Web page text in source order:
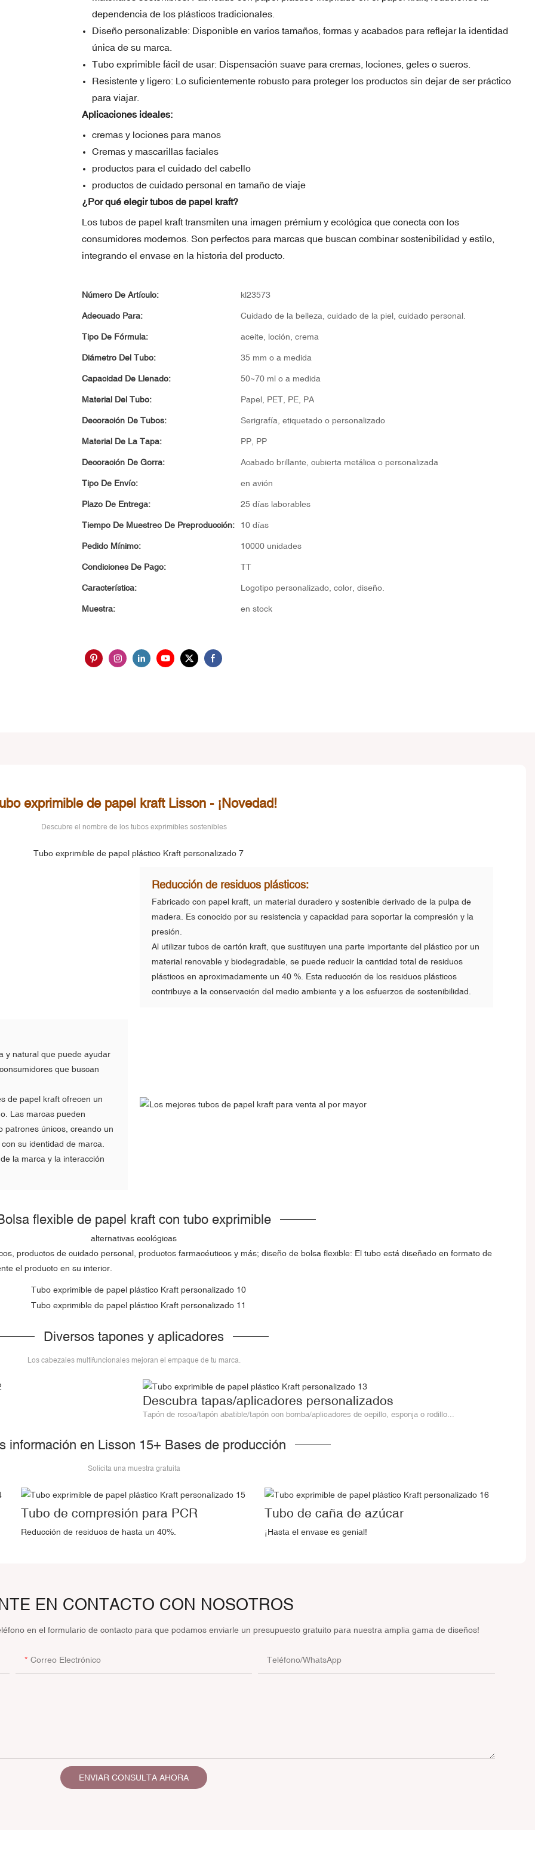
dependencia de los plásticos tradicionales.
Diseño personalizable: Disponible en varios tamaños, formas y acabados para reflejar la identidad
única de su marca.
Tubo exprimible fácil de usar: Dispensación suave para cremas, lociones, geles o sueros.
Resistente y ligero: Lo suficientemente robusto para proteger los productos sin dejar de ser práctico
para viajar.
Aplicaciones ideales:
cremas y lociones para manos
Cremas y mascarillas faciales
productos para el cuidado del cabello
productos de cuidado personal en tamaño de viaje
¿Por qué elegir tubos de papel kraft?
Los tubos de papel kraft transmiten una imagen prémium y ecológica que conecta con los
consumidores modernos. Son perfectos para marcas que buscan combinar sostenibilidad y estilo,
integrando el envase en la historia del producto.
Número De Artículo: kl23573
Adecuado Para: Cuidado de la belleza, cuidado de la piel, cuidado personal.
Tipo De Fórmula: aceite, loción, crema
Diámetro Del Tubo: 35 mm o a medida
Capacidad De Llenado: 50~70 ml o a medida
Material Del Tubo: Papel, PET, PE, PA
Decoración De Tubos: Serigrafía, etiquetado o personalizado
Material De La Tapa: PP, PP
Decoración De Gorra: Acabado brillante, cubierta metálica o personalizada
Tipo De Envío: en avión
Plazo De Entrega: 25 días laborables
Tiempo De Muestreo De Preproducción: 10 días
Pedido Mínimo: 10000 unidades
Condiciones De Pago: TT
Característica: Logotipo personalizado, color, diseño.
Muestra: en stock
exprimible de papel kraft Lisson - ¡Novedad!
Descubre el nombre de los tubos exprimibles sostenibles
Reducción de residuos plásticos:
Fabricado con papel kraft, un material duradero y sostenible derivado de la pulpa de
madera. Es conocido por su resistencia y capacidad para soportar la compresión y la
presión.
Al utilizar tubos de cartón kraft, que sustituyen una parte importante del plástico por un
material renovable y biodegradable, se puede reducir la cantidad total de residuos
plásticos en aproximadamente un 40 %. Esta reducción de los residuos plásticos
contribuye a la conservación del medio ambiente y a los esfuerzos de sostenibilidad.
y natural que puede ayudar
que buscan
de papel kraft ofrecen un
Las marcas pueden
patrones únicos, creando un
su identidad de marca.
la marca y la interacción
flexible de papel kraft con tubo exprimible
alternativas ecológicas
productos de cuidado personal, productos farmacéuticos y más; diseño de bolsa flexible: El tubo está diseñado en formato de
el producto en su interior.
Diversos tapones y aplicadores
Los cabezales multifuncionales mejoran el empaque de tu marca.
Descubra tapas/aplicadores personalizados
Tapón de rosca/tapón abatible/tapón con bomba/aplicadores de cepillo, esponja o rodillo...
información en Lisson 15+ Bases de producción
Solicita una muestra gratuita
Tubo de compresión para PCR
Reducción de residuos de hasta un 40%.
Tubo de caña de azúcar
¡Hasta el envase es genial!
EN CONTACTO CON NOSOTROS
en el formulario de contacto para que podamos enviarle un presupuesto gratuito para nuestra amplia gama de diseños!
Correo Electrónico Teléfono/WhatsApp
ENVIAR CONSULTA AHORA